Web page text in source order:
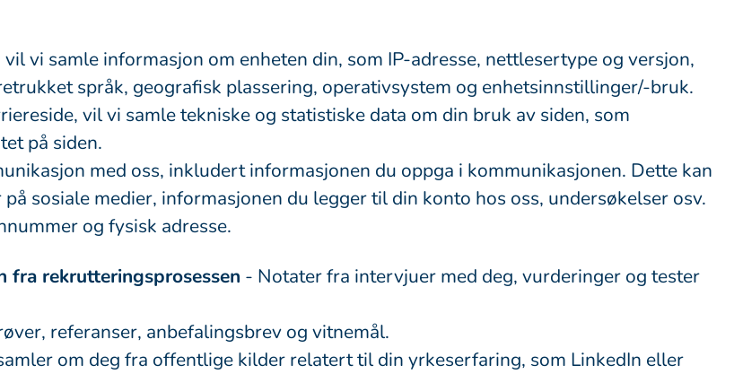
vi samle informasjon om enheten din, som IP-adresse, nettlesertype og versjon,
språk, geografisk plassering, operativsystem og enhetsinnstillinger/-bruk.
vil vi samle tekniske og statistiske data om din bruk av siden, som
på siden.
med oss, inkludert informasjonen du oppga i kommunikasjonen. Dette kan
sosiale medier, informasjonen du legger til din konto hos oss, undersøkelser osv.
og fysisk adresse.
fra rekrutteringsprosessen - Notater fra intervjuer med deg, vurderinger og tester
referanser, anbefalingsbrev og vitnemål.
om deg fra offentlige kilder relatert til din yrkeserfaring, som LinkedIn eller